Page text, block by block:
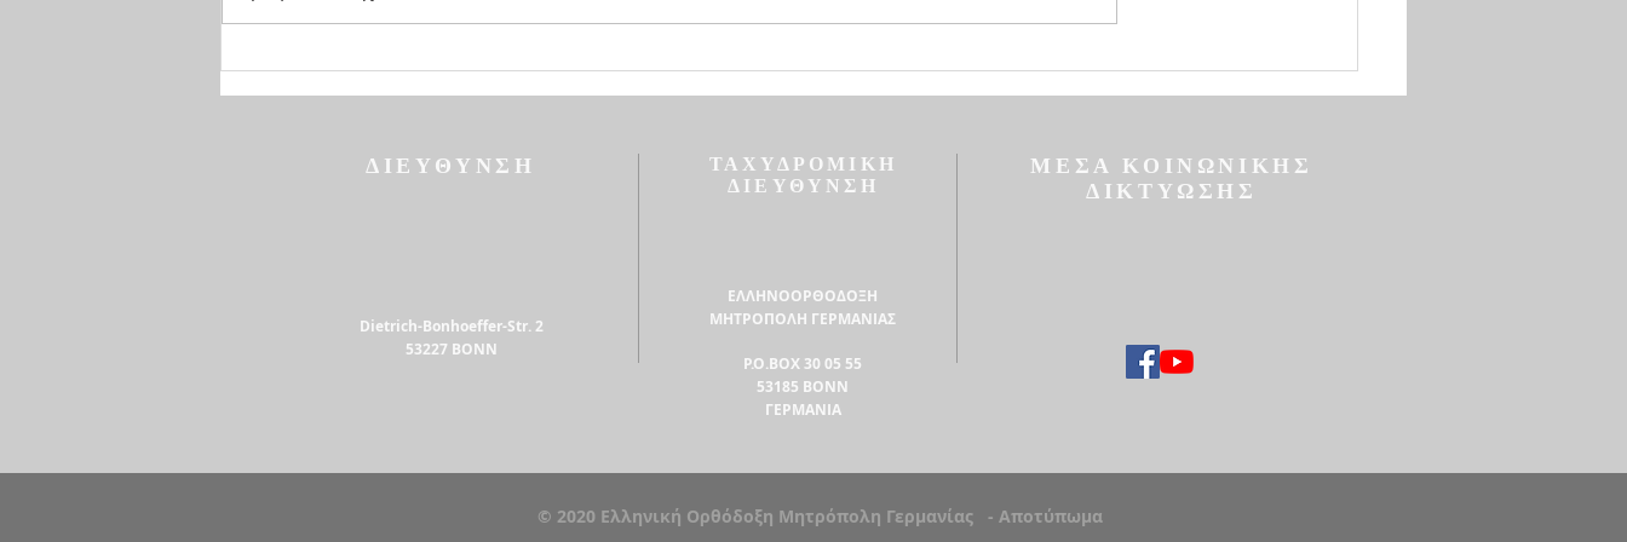
Αρχιμανδρίτου κ.
ΡΩΜΗΣ ΚΑΙ ΟΙΚΟΥΜΕΝΙΚΟΣ
ΑΝΑΣΤΑΝΤΟΣ ΧΡΙΣ
Πάσχα πανήγυρη. Ὅποιος εἶναι
ΔΙΕΥΘΥΝΣΗ
Dietrich-Bonhoeffer-Str. 2
53227 ΒΟΝΝ
ΤΑΧΥΔΡΟΜΙΚΗ
ΔΙΕΥΘΥΝΣΗ
ΕΛΛΗΝΟΟΡΘΟΔΟΞΗ
ΜΗΤΡΟΠΟΛΗ ΓΕΡΜΑΝΙΑΣ
P.O.BOX 30 05 55
53185 ΒΟΝΝ
ΓΕΡΜΑΝΙΑ
ΜΕΣΑ ΚΟΙΝΩΝΙΚΗΣ
ΔΙΚΤΥΩΣΗΣ
© 2020 Ελληνική Ορθόδοξη Μητρόπολη Γερμανίας - Αποτύπωμα